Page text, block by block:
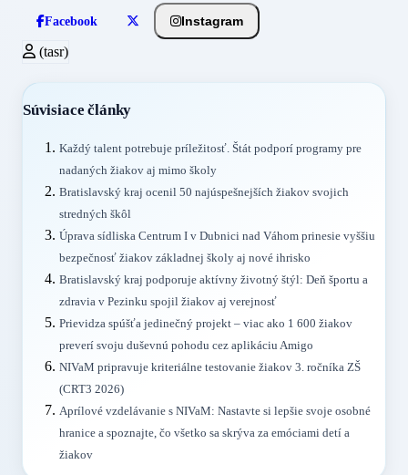
Facebook Instagram
(tasr)
Súvisiace články
Každý talent potrebuje príležitosť. Štát podporí programy pre
nadaných žiakov aj mimo školy
Bratislavský kraj ocenil 50 najúspešnejších žiakov svojich
stredných škôl
Úprava sídliska Centrum I v Dubnici nad Váhom prinesie vyššiu
bezpečnosť žiakov základnej školy aj nové ihrisko
Bratislavský kraj podporuje aktívny životný štýl: Deň športu a
zdravia v Pezinku spojil žiakov aj verejnosť
Prievidza spúšťa jedinečný projekt – viac ako 1 600 žiakov
preverí svoju duševnú pohodu cez aplikáciu Amigo
NIVaM pripravuje kriteriálne testovanie žiakov 3. ročníka ZŠ
(CRT3 2026)
Aprílové vzdelávanie s NIVaM: Nastavte si lepšie svoje osobné
hranice a spoznajte, čo všetko sa skrýva za emóciami detí a
žiakov